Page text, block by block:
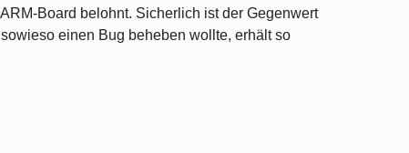
Board belohnt. Sicherlich ist der Gegenwert
einen Bug beheben wollte, erhält so